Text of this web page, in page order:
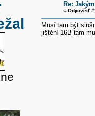
Re:
« Odpověď
Musí tam být
jištění 16B tam